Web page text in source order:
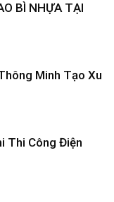
BÌ NHỰA TẠI
Minh Tạo Xu
Thi Công Điện